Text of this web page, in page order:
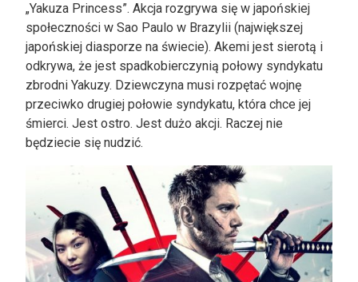
„Yakuza Princess”. Akcja rozgrywa się w japońskiej
społeczności w Sao Paulo w Brazylii (największej
japońskiej diasporze na świecie). Akemi jest sierotą i
odkrywa, że jest spadkobierczynią połowy syndykatu
zbrodni Yakuzy. Dziewczyna musi rozpętać wojnę
przeciwko drugiej połowie syndykatu, która chce jej
śmierci. Jest ostro. Jest dużo akcji. Raczej nie
będziecie się nudzić.